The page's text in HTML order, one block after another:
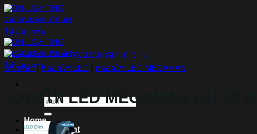
ข้าม
ไป
ยัง
เนื้อหา
ค้นหา:
Home
Magnetic Light
หน้าหลัก / หลอดไฟ LED / หลอดไฟ LED MEGAMAN
หลอดไฟ LED MEGAMAN GU 10